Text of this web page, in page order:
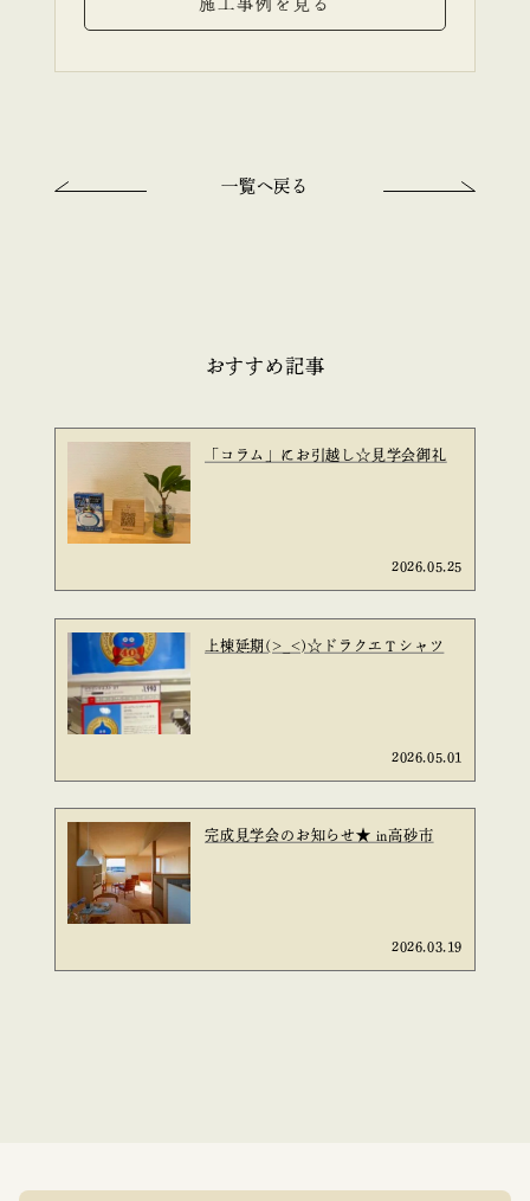
施工事例を見る
一覧へ戻る
おすすめ記事
「コラム」にお引越し☆見学会御礼
2026.05.25
上棟延期(>_<)☆ドラクエＴシャツ
2026.05.01
完成見学会のお知らせ★ in高砂市
2026.03.19